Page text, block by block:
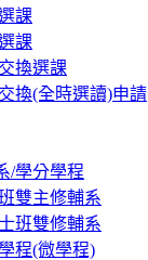
課
課
換選課
換(全時選讀)申請
/學分學程
雙主修輔系
班雙修輔系
程(微學程)